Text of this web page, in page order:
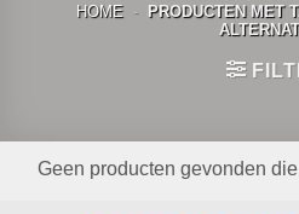
HOME - PRODUCTEN MET
Geen producten gevonden